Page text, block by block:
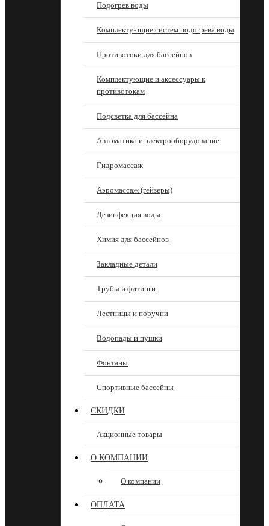
Подогрев воды
Комплектующие систем подогрева воды
Противотоки для бассейнов
Комплектующие и аксессуары к
противотокам
Подсветка для бассейна
Автоматика и электрооборудование
Гидромассаж
Аэромассаж (гейзеры)
Дезинфекция воды
Химия для бассейнов
Закладные детали
Трубы и фитинги
Лестницы и поручни
Водопады и пушки
Фонтаны
Спортивные бассейны
СКИДКИ
Акционные товары
О КОМПАНИИ
О компании
ОПЛАТА